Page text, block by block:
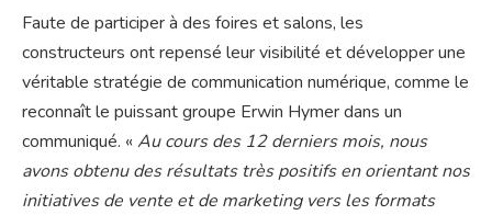
Faute de participer à des foires et salons, les
constructeurs ont repensé leur visibilité et développer une
véritable stratégie de communication numérique, comme le
reconnaît le puissant groupe Erwin Hymer dans un
communiqué. « Au cours des 12 derniers mois, nous
avons obtenu des résultats très positifs en orientant nos
initiatives de vente et de marketing vers les formats